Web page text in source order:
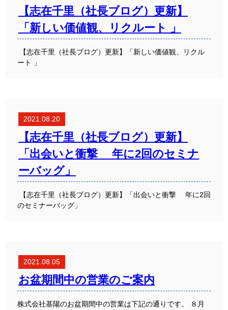
【志在千里（社長ブログ）更新】
「新しい価値観、リクルート 」
【志在千里（社長ブログ）更新】「新しい価値観、リクル
ート 」
2021.08.20
【志在千里（社長ブログ）更新】
「出会いと衝撃 年に2回のセミナ
ーバッグ」
【志在千里（社長ブログ）更新】「出会いと衝撃 年に2回
のセミナーバッグ」
2021.08.05
お盆期間中の営業のご案内
株式会社基陽のお盆期間中の営業は下記の通りです。 ８月